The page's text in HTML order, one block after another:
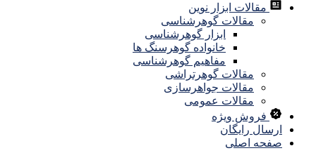
مقالات ابزار نوین
مقالات گوهرشناسی
ابزار گوهرشناسی
خانواده گوهرسنگ ها
مفاهیم گوهرشناسی
مقالات گوهرتراشی
مقالات جواهرسازی
مقالات عمومی
فروش ویژه
ارسال رایگان
صفحه اصلی